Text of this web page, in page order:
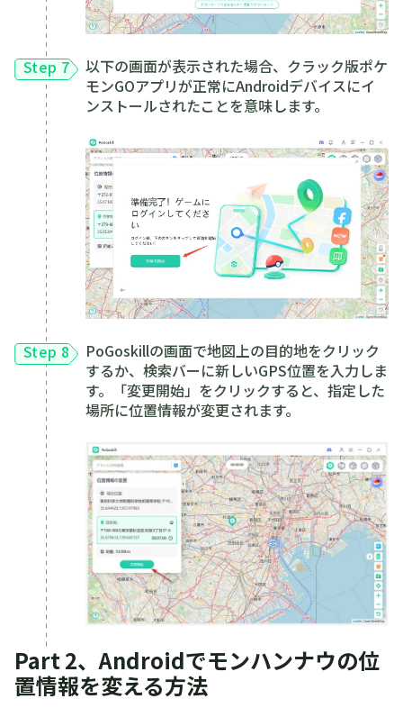
Step 7
以下の画面が表示された場合、クラック版ポケ
モンGOアプリが正常にAndroidデバイスにイ
ンストールされたことを意味します。
Step 8
PoGoskillの画面で地図上の目的地をクリック
するか、検索バーに新しいGPS位置を入力しま
す。「変更開始」をクリックすると、指定した
場所に位置情報が変更されます。
Part 2、Androidでモンハンナウの位
置情報を変える方法